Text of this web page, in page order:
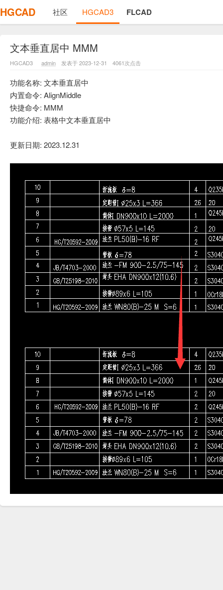
HGCAD 社区 HGCAD3 FLCAD
文本垂直居中 MMM
HGCAD3 admin 发表于 2023-12-31 4061次点击
功能名称: 文本垂直居中
内置命令: AlignMiddle
快捷命令: MMM
功能介绍: 表格中文本垂直居中
更新日期: 2023.12.31